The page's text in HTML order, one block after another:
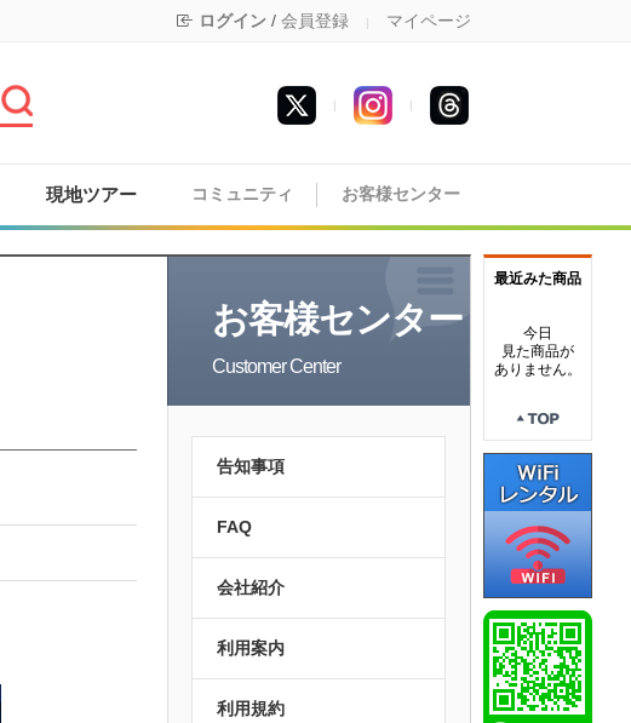
最近みた商品
今日
見た商品が
ありません。
ログイン / 会員登録 | マイページ
|
|
現地ツアー コミュニティ お客様センター
お客様センター
Customer Center
告知事項
FAQ
会社紹介
利用案内
利用規約